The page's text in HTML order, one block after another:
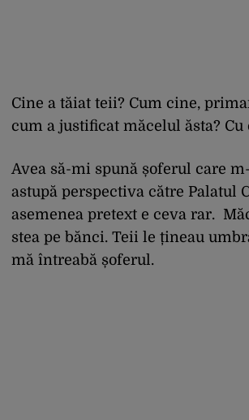
Cine a tăiat teii? Cum cine,
cum a justificat măcelul ăsta?
Avea să-mi spună șoferul care
astupă perspectiva către Palatul
asemenea pretext e ceva rar.
stea pe bănci. Teii le țineau
mă întreabă șoferul.